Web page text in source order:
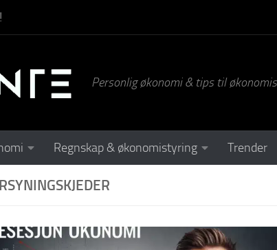
Personlig økonomi & tips til
Regnskap & økonomistyring Trender